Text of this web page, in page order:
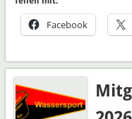
Facebook